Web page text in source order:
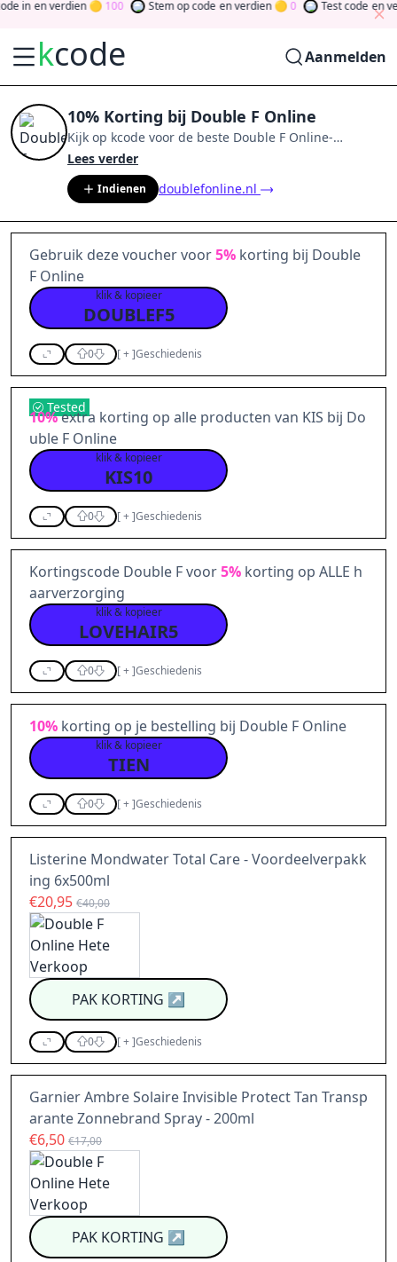
in en verdien 100 Stem op code en verdien 0 Test code en
kcode Aanmelden
10% Korting bij Double F Online
Kijk op kcode voor de beste Double F Online-
aanbiedingen van
community en verdien tokens door bij te dragen via
stemmen, testen, delen en meer. Drehen Sie den
Glücksklee und gewinnen Sie Geld
Lees verder
Indienen doublefonline.nl
Gebruik deze voucher voor5% korting bij Double
F Online
klik & kopieer
DOUBLEF5
0 [+]Geschiedenis
Tested
10%extra korting op alle producten van KIS bij Do
uble F Online
klik & kopieer
KIS10
0 [+]Geschiedenis
Kortingscode Double F voor5% korting op ALLE h
aarverzorging
klik & kopieer
LOVEHAIR5
0 [+]Geschiedenis
10% korting op je bestelling bij Double F Online
klik & kopieer
TIEN
0 [+]Geschiedenis
Listerine Mondwater Total Care - Voordeelverpakk
ing 6x500ml
€20,95 €40,00
PAK KORTING ↗
0 [+]Geschiedenis
Garnier Ambre Solaire Invisible Protect Tan Transp
arante Zonnebrand Spray - 200ml
€6,50 €17,00
PAK KORTING ↗